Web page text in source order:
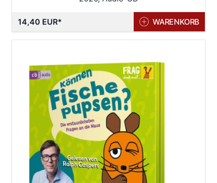
14,40 EUR WARENKORB